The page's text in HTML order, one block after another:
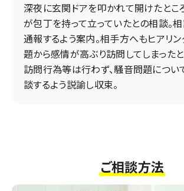
深夜に玄関ドアを叩かれて開けたとこ
が包丁を持って立っていたとの相談。
通報するよう案内。相手方へもヒアリン
題から感情が高ぶり訪問してしまった
訪問行為等は行わず、騒音問題につい
談するよう説諭し収束。
ご相談方法